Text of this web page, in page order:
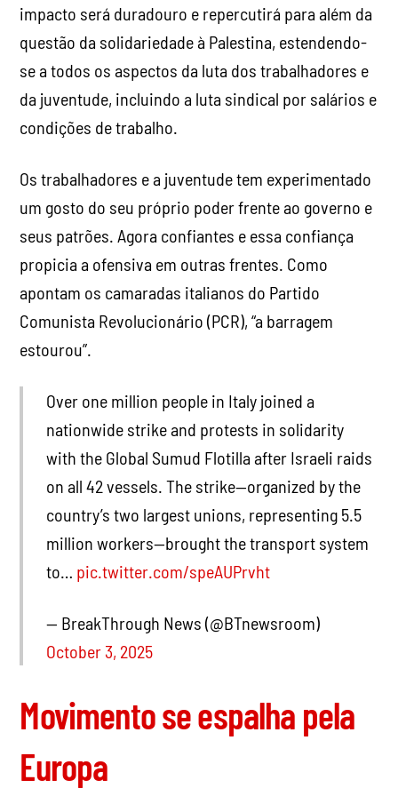
impacto será duradouro e repercutirá para além da
questão da solidariedade à Palestina, estendendo-
se a todos os aspectos da luta dos trabalhadores e
da juventude, incluindo a luta sindical por salários e
condições de trabalho.
Os trabalhadores e a juventude tem experimentado
um gosto do seu próprio poder frente ao governo e
seus patrões. Agora confiantes e essa confiança
propicia a ofensiva em outras frentes. Como
apontam os camaradas italianos do Partido
Comunista Revolucionário (PCR), “a barragem
estourou”.
Over one million people in Italy joined a
nationwide strike and protests in solidarity
with the Global Sumud Flotilla after Israeli raids
on all 42 vessels. The strike—organized by the
country’s two largest unions, representing 5.5
million workers—brought the transport system
to… pic.twitter.com/speAUPrvht
— BreakThrough News (@BTnewsroom)
October 3, 2025
Movimento se espalha pela
Europa